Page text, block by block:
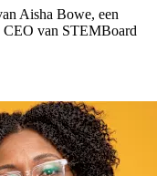
Aisha Bowe, een
CEO van STEMBoard